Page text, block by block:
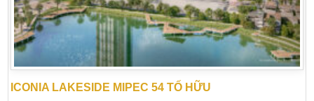
ICONIA LAKESIDE MIPEC 54 TỐ HỮU